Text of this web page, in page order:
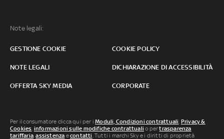
Note legali:
GESTIONE COOKIE COOKIE POLICY
NOTE LEGALI DICHIARAZIONE DI ACCESSIBILITÀ
OFFERTA SKY MEDIA CORPORATE
Per il consumatore clicca qui per iModuli, Condizioni contrattuali, Privacy &
Cookies, informazioni sulle modifiche contrattuali o pertrasparenza
tariffaria,assistenza econtatti. Tutti i marchi Sky e i diritti di proprietà